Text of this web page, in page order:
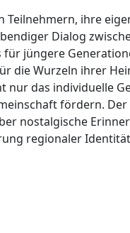
ihre
Dialog
jüngere
die Wurzeln ihrer
nur das individuelle
fördern.
nostalgische
regionaler